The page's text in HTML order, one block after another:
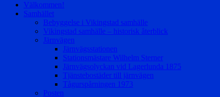
Välkommen!
Samhället
Bebyggelse i Vikingstad samhälle
Vikingstad samhälle – historisk återblick
Järnvägen
Järnvägsstationen
Stationsmästare Wilhelm Sterner
Järnvägsolyckan vid Lagerlunda 1875
Tjänstebostäder till järnvägen
Tågurspårningen 1973
Posten